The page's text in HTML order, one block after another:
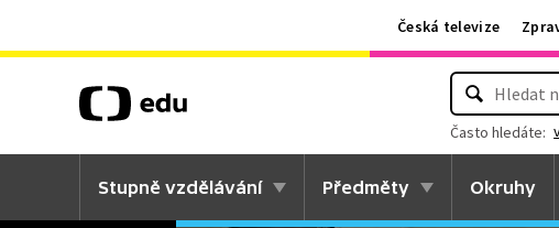
Česká televize
Často hledáte:
Stupně vzdělávání Předměty Okruhy